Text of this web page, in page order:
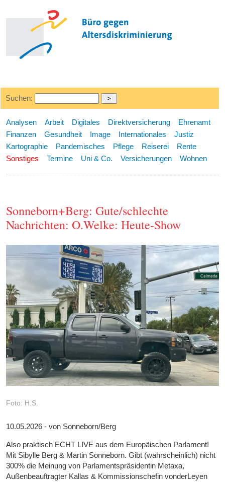
Suchen:
Analysen Arbeit Digitales Direktversicherung
Ehrenamt
Finanzen
Gesundheit Image Internationales
Justiz
Kartographie
Pandemisches Pflege Reiserei
Rente
Sonstiges
Termine Uni & Co. Versicherungen Wohnen
Sonneborn+Berg: Gute/schlechte
Nachrichten: O.Welke: Heute-Show
Foto: H.S.
10.05.2026 - von Sonneborn/Berg
Also praktisch ECHT LIVE aus dem Europäischen Parlament!
Mit Sibylle Berg & Martin Sonneborn. Gibt (wahrscheinlich) nicht
300% die Meinung von Parlamentspräsidentin Metaxa,
Außenbeauftragter Kallas & Kommissionschefin vonderLeyen